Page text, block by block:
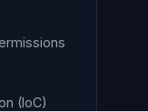
(IoC)